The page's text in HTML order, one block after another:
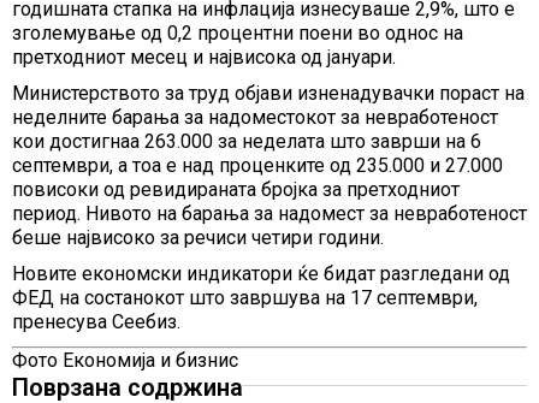
годишната стапка на инфлација изнесуваше 2,9%, што е
зголемување од 0,2 процентни поени во однос на
претходниот месец и највисока од јануари.
Министерството за труд објави изненадувачки пораст на
неделните барања за надоместокот за невработеност
кои достигнаа 263.000 за неделата што заврши на 6
септември, а тоа е над проценките од 235.000 и 27.000
повисоки од ревидираната бројка за претходниот
период. Нивото на барања за надомест за невработеност
беше највисоко за речиси четири години.
Новите економски индикатори ќе бидат разгледани од
ФЕД на состанокот што завршува на 17 септември,
пренесува Сеебиз.
Фото Економија и бизнис
Поврзана содржина